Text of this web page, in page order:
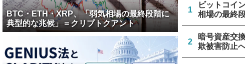
BTC・ETH・XRP、「弱気相場の最終段階に
典型的な兆候」＝クリプトクアント
1
ビットコイ
相場の最終
クアント
2
暗号資産交
欺被害防止